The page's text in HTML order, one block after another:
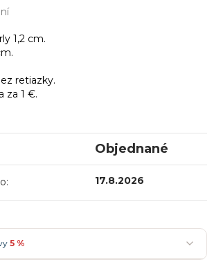
1,2 cm.
retiazky.
za 1 €.
Objednané
17.8.2026
5 %